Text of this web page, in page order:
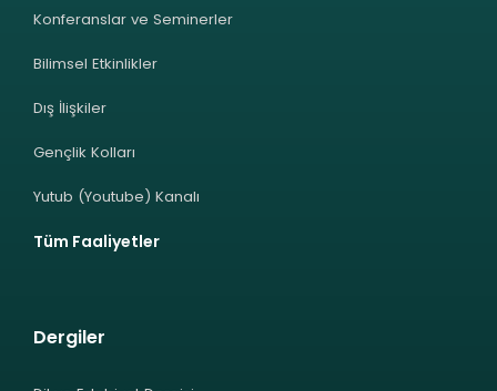
Konferanslar ve Seminerler
Bilimsel Etkinlikler
Dış İlişkiler
Gençlik Kolları
Yutub (Youtube) Kanalı
Tüm Faaliyetler
Dergiler